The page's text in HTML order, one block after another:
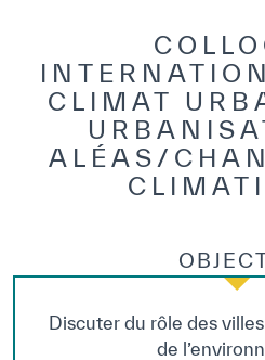
CLIMAT
ALÉAS/
Discuter du rôle des
de